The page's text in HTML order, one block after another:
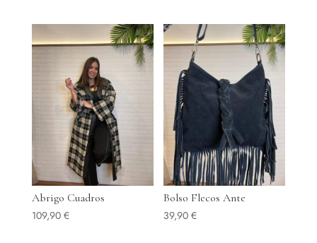
Abrigo Cuadros
109,90 €
Bolso Flecos Ante
39,90€